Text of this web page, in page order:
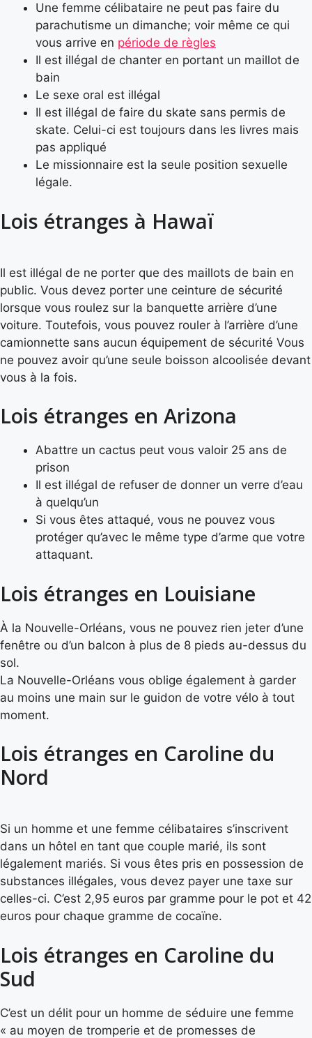
Une femme célibataire ne peut pas faire du
parachutisme un dimanche; voir même ce qui
vous arrive en période de règles
Il est illégal de chanter en portant un maillot de
bain
Le sexe oral est illégal
Il est illégal de faire du skate sans permis de
skate. Celui-ci est toujours dans les livres mais
pas appliqué
Le missionnaire est la seule position sexuelle
légale.
Lois étranges à Hawaï
Il est illégal de ne porter que des maillots de bain en
public. Vous devez porter une ceinture de sécurité
lorsque vous roulez sur la banquette arrière d’une
voiture. Toutefois, vous pouvez rouler à l’arrière d’une
camionnette sans aucun équipement de sécurité Vous
ne pouvez avoir qu’une seule boisson alcoolisée devant
vous à la fois.
Lois étranges en Arizona
Abattre un cactus peut vous valoir 25 ans de
prison
Il est illégal de refuser de donner un verre d’eau
à quelqu’un
Si vous êtes attaqué, vous ne pouvez vous
protéger qu’avec le même type d’arme que votre
attaquant.
Lois étranges en Louisiane
À la Nouvelle-Orléans, vous ne pouvez rien jeter d’une
fenêtre ou d’un balcon à plus de 8 pieds au-dessus du
sol.
La Nouvelle-Orléans vous oblige également à garder
au moins une main sur le guidon de votre vélo à tout
moment.
Lois étranges en Caroline du
Nord
Si un homme et une femme célibataires s’inscrivent
dans un hôtel en tant que couple marié, ils sont
légalement mariés. Si vous êtes pris en possession de
substances illégales, vous devez payer une taxe sur
celles-ci. C’est 2,95 euros par gramme pour le pot et 42
euros pour chaque gramme de cocaïne.
Lois étranges en Caroline du
Sud
C’est un délit pour un homme de séduire une femme
« au moyen de tromperie et de promesses de